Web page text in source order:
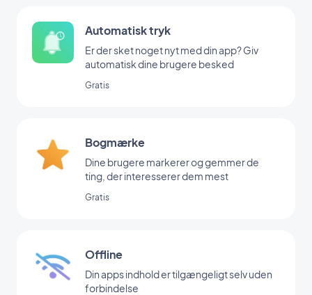
Automatisk tryk
Er der sket noget nyt med din app? Giv
automatisk dine brugere besked
Gratis
Bogmærke
Dine brugere markerer og gemmer de
ting, der interesserer dem mest
Gratis
Offline
Din apps indhold er tilgængeligt selv uden
forbindelse